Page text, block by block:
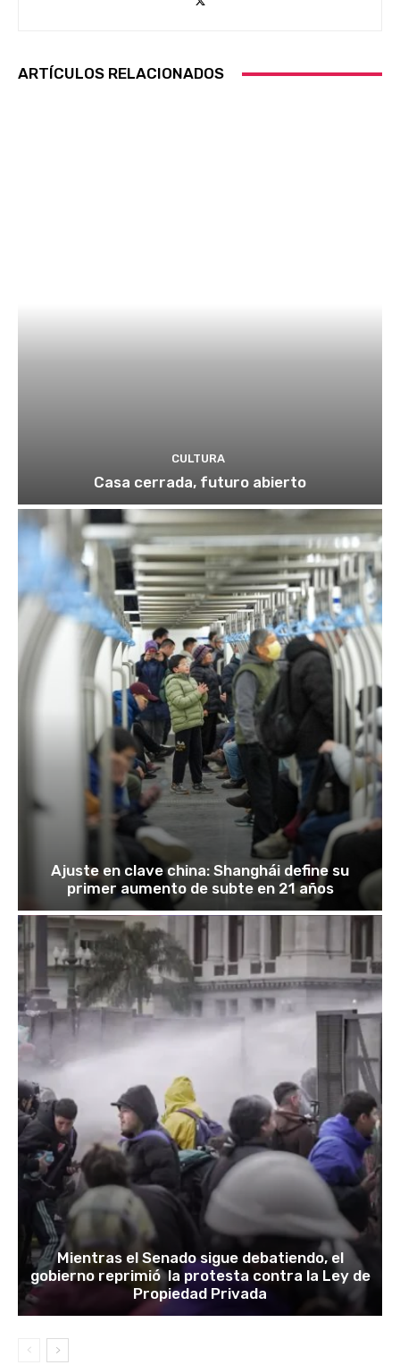
ARTÍCULOS RELACIONADOS
CULTURA
Casa cerrada, futuro abierto
Ajuste en clave china: Shanghái define su
primer aumento de subte en 21 años
Mientras el Senado sigue debatiendo, el
gobierno reprimió la protesta contra la Ley de
Propiedad Privada